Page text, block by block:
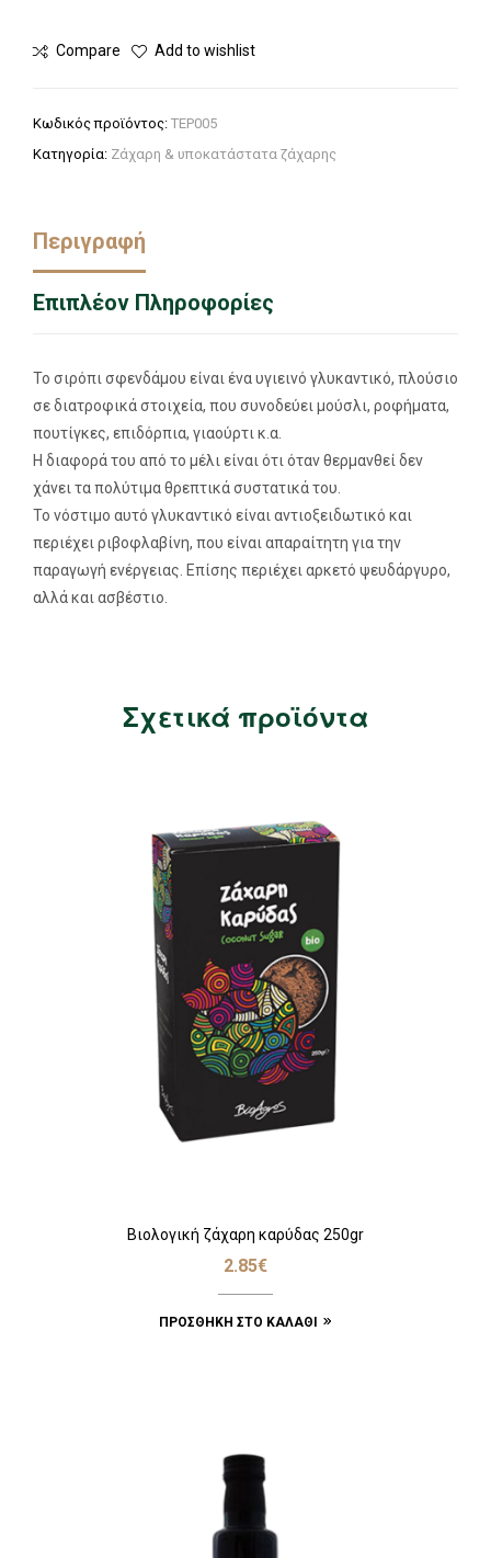
Compare Add to wishlist
Κωδικός προϊόντος: ΤΕΡ005
Κατηγορία: Ζάχαρη & υποκατάστατα ζάχαρης
Περιγραφή
Επιπλέον Πληροφορίες
Το σιρόπι σφενδάμου είναι ένα υγιεινό γλυκαντικό, πλούσιο
σε διατροφικά στοιχεία, που συνοδεύει μούσλι, ροφήματα,
πουτίγκες, επιδόρπια, γιαούρτι κ.α.
Η διαφορά του από το μέλι είναι ότι όταν θερμανθεί δεν
χάνει τα πολύτιμα θρεπτικά συστατικά του.
Το νόστιμο αυτό γλυκαντικό είναι αντιοξειδωτικό και
περιέχει ριβοφλαβίνη, που είναι απαραίτητη για την
παραγωγή ενέργειας. Επίσης περιέχει αρκετό ψευδάργυρο,
αλλά και ασβέστιο.
Σχετικά προϊόντα
Βιολογική ζάχαρη καρύδας 250gr
2.85€
ΠΡΟΣΘΉΚΗ ΣΤΟ ΚΑΛΆΘΙ